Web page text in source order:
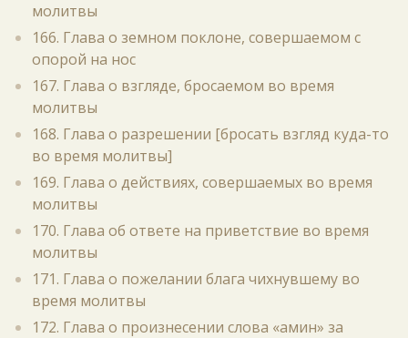
молитвы
166. Глава о земном поклоне, совершаемом с
опорой на нос
167. Глава о взгляде, бросаемом во время
молитвы
168. Глава о разрешении [бросать взгляд куда-то
во время молитвы]
169. Глава о действиях, совершаемых во время
молитвы
170. Глава об ответе на приветствие во время
молитвы
171. Глава о пожелании блага чихнувшему во
время молитвы
172. Глава о произнесении слова «амин» за